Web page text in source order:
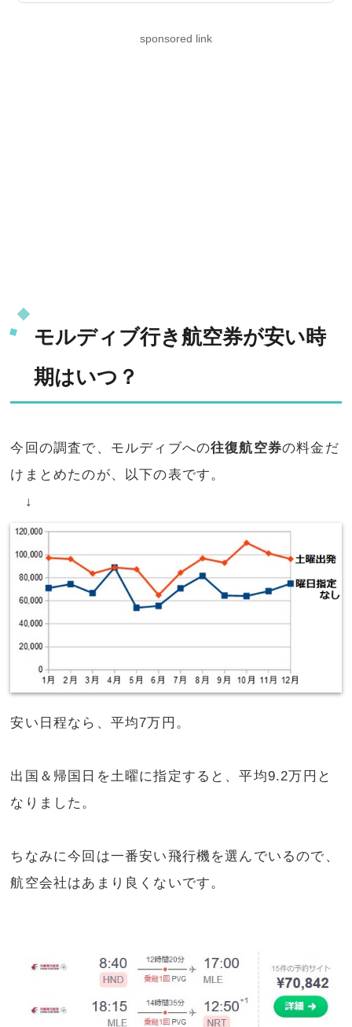
sponsored link
モルディブ行き航空券が安い時
期はいつ？
今回の調査で、モルディブへの往復航空券の料金だ
けまとめたのが、以下の表です。
↓
安い日程なら、平均7万円。
出国＆帰国日を土曜に指定すると、平均9.2万円と
なりました。
ちなみに今回は一番安い飛行機を選んでいるので、
航空会社はあまり良くないです。